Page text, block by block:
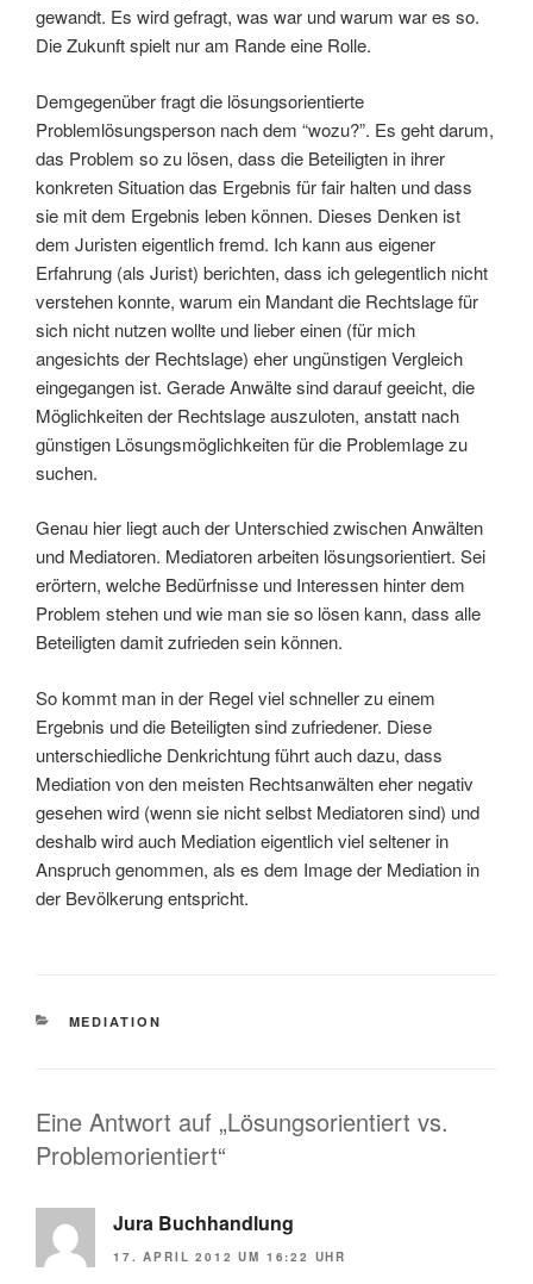
gewandt. Es wird gefragt, was war und warum war es so.
Die Zukunft spielt nur am Rande eine Rolle.
Demgegenüber fragt die lösungsorientierte
Problemlösungsperson nach dem “wozu?”. Es geht darum,
das Problem so zu lösen, dass die Beteiligten in ihrer
konkreten Situation das Ergebnis für fair halten und dass
sie mit dem Ergebnis leben können. Dieses Denken ist
dem Juristen eigentlich fremd. Ich kann aus eigener
Erfahrung (als Jurist) berichten, dass ich gelegentlich nicht
verstehen konnte, warum ein Mandant die Rechtslage für
sich nicht nutzen wollte und lieber einen (für mich
angesichts der Rechtslage) eher ungünstigen Vergleich
eingegangen ist. Gerade Anwälte sind darauf geeicht, die
Möglichkeiten der Rechtslage auszuloten, anstatt nach
günstigen Lösungsmöglichkeiten für die Problemlage zu
suchen.
Genau hier liegt auch der Unterschied zwischen Anwälten
und Mediatoren. Mediatoren arbeiten lösungsorientiert. Sei
erörtern, welche Bedürfnisse und Interessen hinter dem
Problem stehen und wie man sie so lösen kann, dass alle
Beteiligten damit zufrieden sein können.
So kommt man in der Regel viel schneller zu einem
Ergebnis und die Beteiligten sind zufriedener. Diese
unterschiedliche Denkrichtung führt auch dazu, dass
Mediation von den meisten Rechtsanwälten eher negativ
gesehen wird (wenn sie nicht selbst Mediatoren sind) und
deshalb wird auch Mediation eigentlich viel seltener in
Anspruch genommen, als es dem Image der Mediation in
der Bevölkerung entspricht.
KATEGORIEN
MEDIATION
Eine Antwort auf „Lösungsorientiert vs.
Problemorientiert“
Jura Buchhandlung
17. APRIL 2012 UM 16:22 UHR